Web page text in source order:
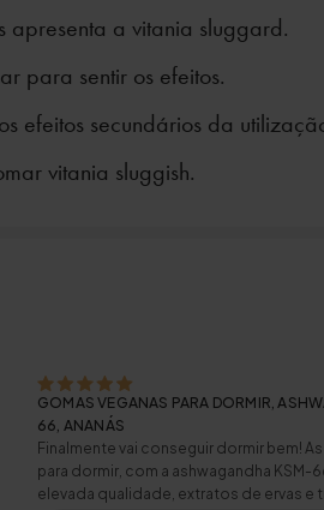
a vitania sluggard.
para sentir os efeitos.
efeitos secundários da
vitania sluggish.
GOMAS VEGANAS PARA DORMIR,
66, ANANÁS
Finalmente vai conseguir dormir bem!
para dormir, com a ashwagandha KSM-
elevada qualidade, extratos de ervas e